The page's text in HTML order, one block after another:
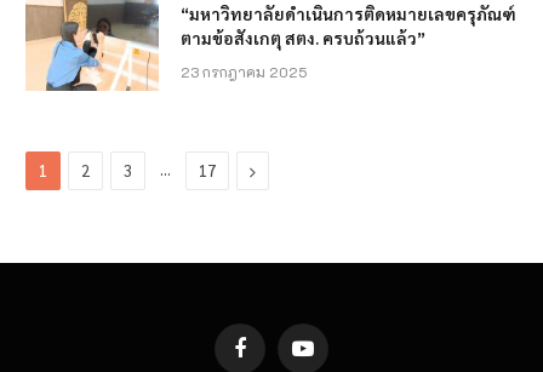
“มหาวิทยาลัยดำเนินการติดหมายเลขครุภัณฑ์
ตามข้อสังเกตุ สตง. ครบถ้วนแล้ว”
23 กรกฎาคม 2025
1 2 3 … 17 Next
FacebookYouTube